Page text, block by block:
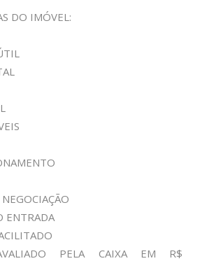
DO IMÓVEL:
ENTRADA
PELA CAIXA EM R$